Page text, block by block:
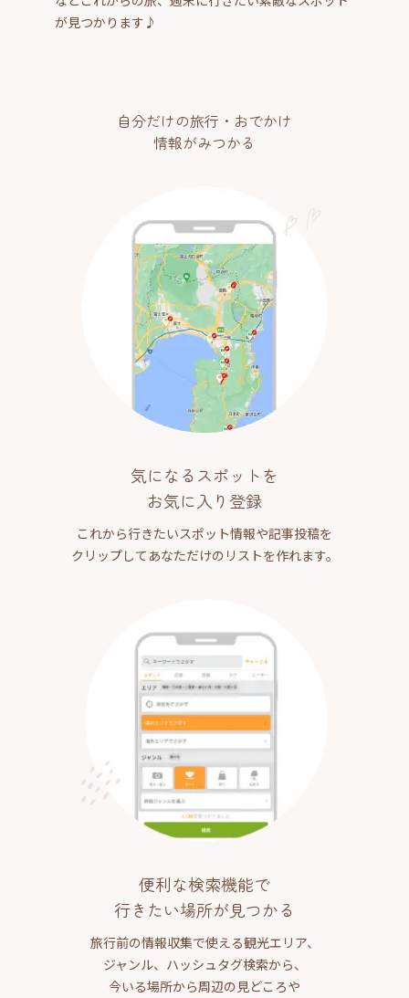
が見つかります♪
自分だけの旅行・おでかけ
情報がみつかる
気になるスポットを
お気に入り登録
これから行きたいスポット情報や記事投稿を
クリップしてあなただけのリストを作れます。
便利な検索機能で
行きたい場所が見つかる
旅行前の情報収集で使える観光エリア、
ジャンル、ハッシュタグ検索から、
今いる場所から周辺の見どころや